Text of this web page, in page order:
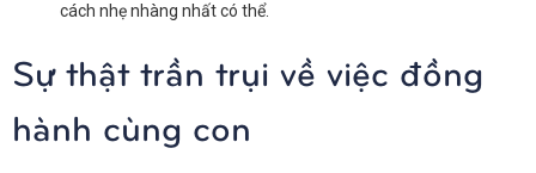
cách nhẹ nhàng nhất có thể.
Sự thật trần trụi về việc đồng
hành cùng con